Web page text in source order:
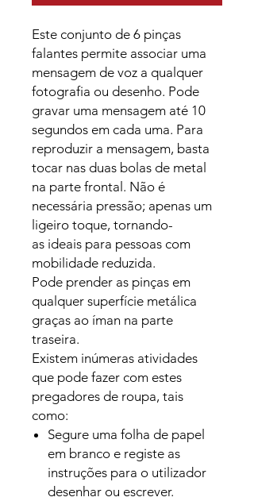
Este conjunto de 6 pinças
falantes permite associar uma
mensagem de voz a qualquer
fotografia ou desenho. Pode
gravar uma mensagem até 10
segundos em cada uma. Para
reproduzir a mensagem, basta
tocar nas duas bolas de metal
na parte frontal. Não é
necessária pressão; apenas um
ligeiro toque, tornando-
as ideais para pessoas com
mobilidade reduzida.
Pode prender as pinças em
qualquer superfície metálica
graças ao íman na parte
traseira.
Existem inúmeras atividades
que pode fazer com estes
pregadores de roupa, tais
como:
Segure uma folha de papel
em branco e registe as
instruções para o utilizador
desenhar ou escrever.